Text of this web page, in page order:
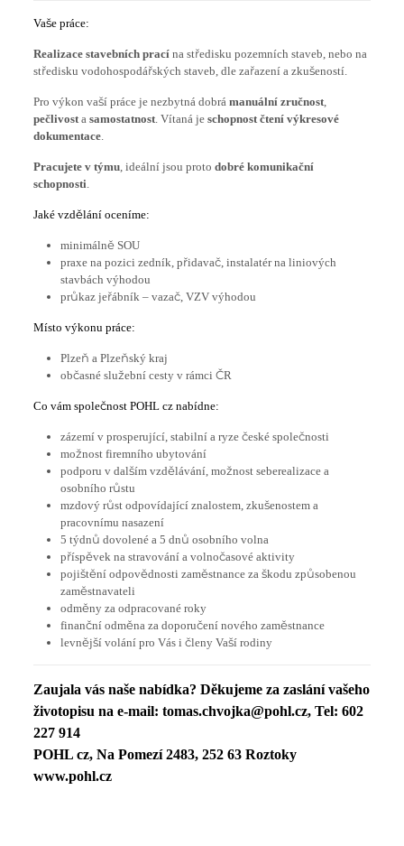
Vaše práce:
Realizace stavebních prací na středisku pozemních staveb, nebo na
středisku vodohospodářských staveb, dle zařazení a zkušeností.
Pro výkon vaší práce je nezbytná dobrá manuální zručnost,
pečlivosta samostatnost. Vítaná je schopnost čtení výkresové
dokumentace.
Pracujete v týmu, ideální jsou proto dobré komunikační
schopnosti.
Jaké vzdělání oceníme:
minimálně SOU
praxe na pozici zedník, přidavač, instalatér na liniových
stavbách výhodou
průkaz jeřábník – vazač, VZV výhodou
Místo výkonu práce:
Plzeň a Plzeňský kraj
občasné služební cesty v rámci ČR
Co vám společnost POHL cz nabídne:
zázemí v prosperující, stabilní a ryze české společnosti
možnost firemního ubytování
podporu v dalším vzdělávání, možnost seberealizace a
osobního růstu
mzdový růst odpovídající znalostem, zkušenostem a
pracovnímu nasazení
5 týdnů dovolené a 5 dnů osobního volna
příspěvek na stravování a volnočasové aktivity
pojištění odpovědnosti zaměstnance za škodu způsobenou
zaměstnavateli
odměny za odpracované roky
finanční odměna za doporučení nového zaměstnance
levnější volání pro Vás i členy Vaší rodiny
Zaujala vás naše nabídka? Děkujeme za zaslání vašeho
životopisu na e-mail: tomas.chvojka@pohl.cz,Tel: 602
227 914
POHL cz, Na Pomezí 2483, 252 63 Roztoky
www.pohl.cz